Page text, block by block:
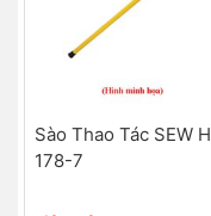
Sào Thao Tác SEW
178-7